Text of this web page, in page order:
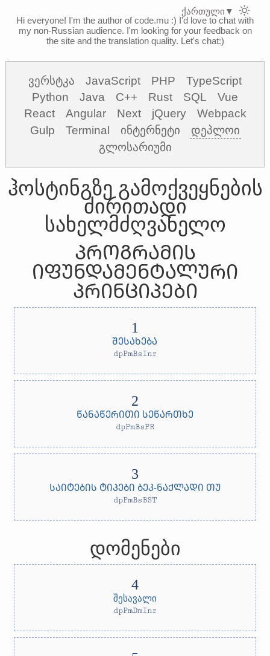
Hi everyone! I'm the author of code.mu :) I'd love to chat with
my non-Russian audience. I'm looking for your feedback on
the site and the translation quality. Let's chat:)
ვერსტკა JavaScript PHP
TypeScript
Python
Java C++ Rust SQL
Vue
React
Angular Next jQuery
Webpack
Gulp
Terminal ინტერნეტი
დეპლოი
გლოსარიუმი
ჰოსტინგზე გამოქვეყნების
ძირითადი
სახელმძღვანელო
ᲞᲠᲝᲒᲠᲐᲛᲘᲡ
ᲘᲤᲣᲜᲓᲐᲛᲔᲜᲢᲐᲚᲣᲠᲘ
ᲞᲠᲘᲜᲪᲘᲞᲔᲑᲘ
ᲨᲔᲡᲐᲮᲔᲑᲐ
dpPmBsInr
ᲬᲐᲜᲐᲬᲔᲠᲘᲗᲘ ᲡᲔᲬᲐᲠᲗᲮᲔ
dpPmBsPR
ᲡᲐᲘᲢᲔᲑᲘᲡ ᲢᲘᲞᲔᲑᲘ ᲑᲔᲙ-ᲜᲐᲥᲚᲐᲓᲘ ᲗᲣ
dpPmBsBST
დომენები
შესავალი
dpPmDmInr
ქართული ▼